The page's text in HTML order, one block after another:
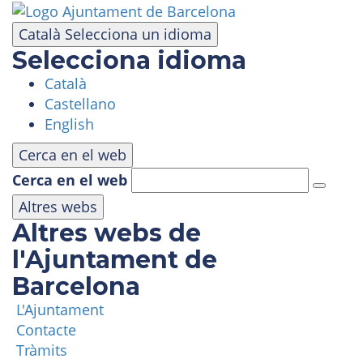
Català Selecciona un idioma
Selecciona idioma
Català
Castellano
English
Cerca en el web
Cerca en el web
Altres webs
Altres webs de
l'Ajuntament de
Barcelona
L'Ajuntament
Contacte
Tràmits
Vés
contingut
VISITA
PARC D'ATRACCIONS
ÀREA PANORÀMICA
MASIA TIBIDABO
FUNICULAR
TIBICLUB